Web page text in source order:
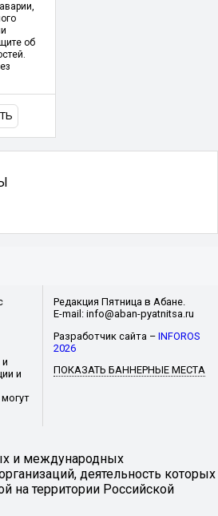
об
и
Редакция Пятница в Абане.
E-mail: info@aban-pyatnitsa.ru
Разработчик сайта –INFOROS
2026
ПОКАЗАТЬ БАННЕРНЫЕ МЕСТА
и международных
деятельность которых
на территории Российской